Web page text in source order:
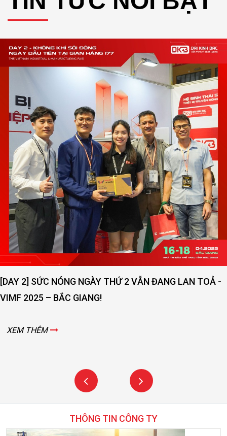
[DAY 2] SỨC NÓNG NGÀY THỨ 2 VẪN ĐANG LAN TOẢ -
VIMF 2025 – BẮC GIANG!
XEM THÊM
THÔNG TIN CÔNG TY